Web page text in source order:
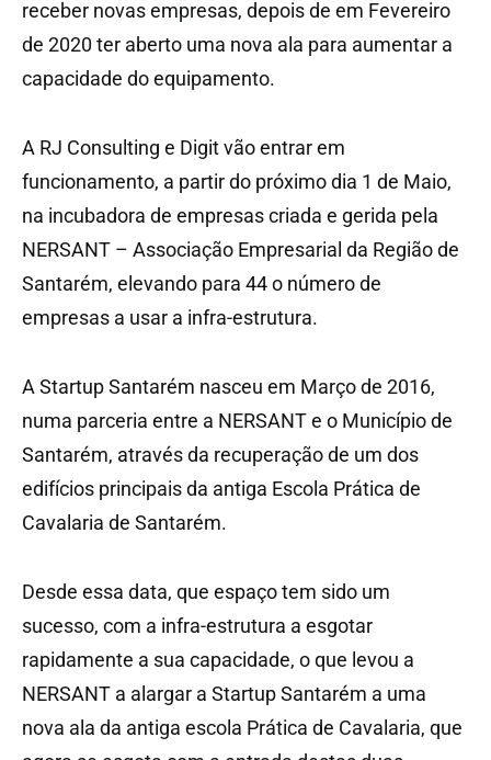
receber novas empresas, depois de em Fevereiro
de 2020 ter aberto uma nova ala para aumentar a
capacidade do equipamento.
A RJ Consulting e Digit vão entrar em
funcionamento, a partir do próximo dia 1 de Maio,
na incubadora de empresas criada e gerida pela
NERSANT – Associação Empresarial da Região de
Santarém, elevando para 44 o número de
empresas a usar a infra-estrutura.
A Startup Santarém nasceu em Março de 2016,
numa parceria entre a NERSANT e o Município de
Santarém, através da recuperação de um dos
edifícios principais da antiga Escola Prática de
Cavalaria de Santarém.
Desde essa data, que espaço tem sido um
sucesso, com a infra-estrutura a esgotar
rapidamente a sua capacidade, o que levou a
NERSANT a alargar a Startup Santarém a uma
nova ala da antiga escola Prática de Cavalaria, que